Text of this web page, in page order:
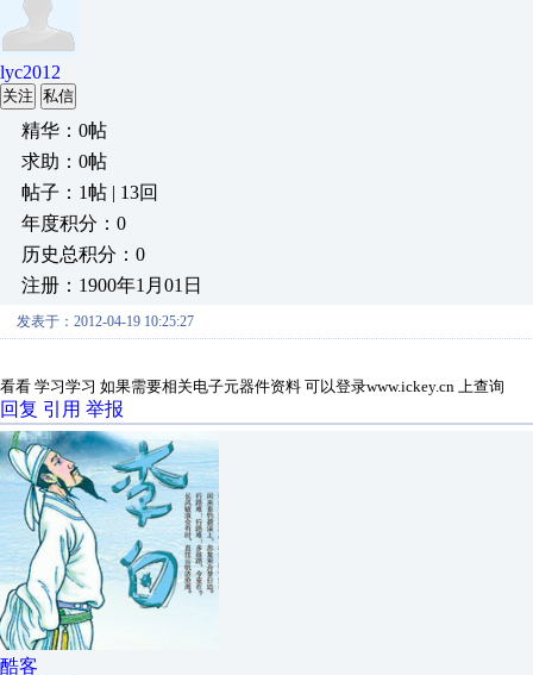
lyc2012
关注 私信
精华：0帖
求助：0帖
帖子：1帖 | 13回
年度积分：0
历史总积分：0
注册：1900年1月01日
发表于：2012-04-19 10:25:27
看看 学习学习 如果需要相关电子元器件资料 可以登录www.ickey.cn 上查询
回复 引用 举报
酷客